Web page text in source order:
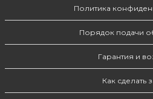
Политика
Порядок подачи
Гарантия и
Как сделать